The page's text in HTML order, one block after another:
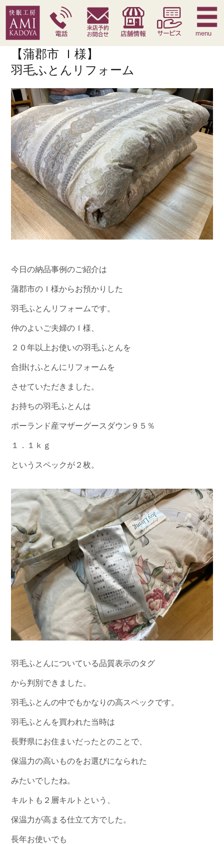
快眠枕 腰痛対策寝具 季節寝具 サービス
menu
【蒲郡市 Ｉ様】
羽毛ふとんリフォーム
今日の納品事例のご紹介は
蒲郡市のＩ様からお預かりした
羽毛ふとんリフォームです。
仲のよいご夫婦のＩ様、
２０年以上お使いの羽毛ふとんを
合掛けふとんにリフォームを
させていただきました。
お持ちの羽毛ふとんは
ポーランド産マザーグースダウン９５％
１．１ｋｇ
というスペックが２枚。
羽毛ふとんについている品質表示のタグ
から判別できました。
羽毛ふとんの中でもかなりの高スペックです。
羽毛ふとんを買われた当時は
長野県にお住まいだったとのことで、
保温力の高いものをお選びになられた
みたいでしたね。
キルトも２層キルトという、
保温力が高まる仕立て方でした。
長年お使いでも